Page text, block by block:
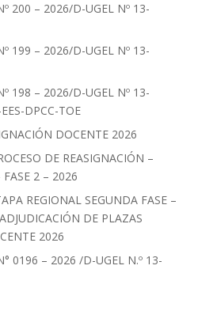
200 – 2026/D-UGEL Nº 13-
199 – 2026/D-UGEL Nº 13-
198 – 2026/D-UGEL Nº 13-
DPCC-TOE
DOCENTE 2026
DE REASIGNACIÓN –
FASE 2 – 2026
REGIONAL SEGUNDA FASE –
DE PLAZAS
2026
0196 – 2026 /D-UGEL N.º 13-